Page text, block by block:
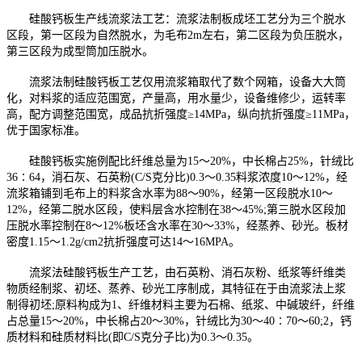
硅酸钙板生产线流浆法工艺：流浆法制板成坯工艺分为三个脱水
区段，第一区段为自然脱水，为毛布2m左右，第二区段为负压脱水，
第三区段为成型筒加压脱水。
流浆法制硅酸钙板工艺仅用流浆箱取代了数个网箱，设备大大筒
化，对料浆的适应范围宽，产量高，用水量少，设备维修少，运转率
高，配方调整范围宽，成品抗折强度≥14MPa，纵向抗折强度≥11MPa，
优于国家标准。
硅酸钙板实施例配比纤维总量为15～20%，中长棉占25%，针绒比
36∶64，消石灰、石英粉(C/S克分比)0.3～0.35料浆浓度10～12%，经
流浆箱铺到毛布上的料浆含水率为88～90%，经第一区段脱水10～
12%，经第二脱水区段，使料层含水控制在38～45%;第三脱水区段加
压脱水率控制在8～12%板坯含水率在30～33%，经蒸养、砂光。板材
密度1.15～1.2g/cm2抗折强度可达14～16MPA。
流浆法硅酸钙板生产工艺，由石英粉、消石灰粉、纸浆等纤维类
物质经制浆、初坯、蒸养、砂光工序制成，其特征在于由流浆法上浆
制得初坯;原料构成为1、纤维材料主要为石棉、纸浆、中碱玻纤，纤维
占总量15～20%，中长棉占20～30%，针绒比为30～40∶70～60;2，钙
质材料和硅质材料比(即C/S克分子比)为0.3～0.35。